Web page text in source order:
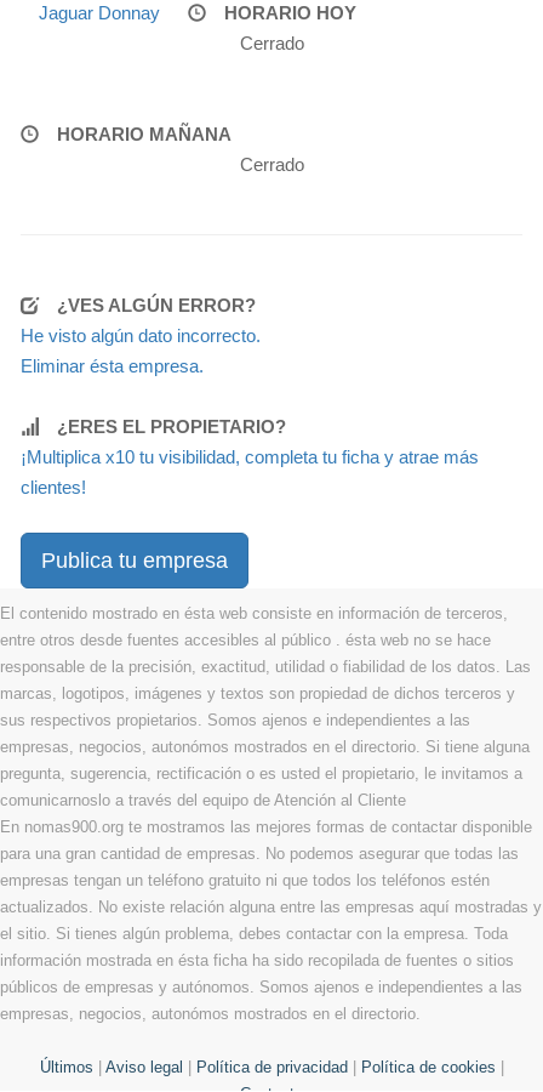
Jaguar Donnay
HORARIO HOY
Cerrado
HORARIO MAÑANA
Cerrado
¿VES ALGÚN ERROR?
He visto algún dato incorrecto.
Eliminar ésta empresa.
¿ERES EL PROPIETARIO?
¡Multiplica x10 tu visibilidad, completa tu ficha y atrae más
clientes!
Publica tu empresa
El contenido mostrado en ésta web consiste en información de terceros,
entre otros desde fuentes accesibles al público . ésta web no se hace
responsable de la precisión, exactitud, utilidad o fiabilidad de los datos. Las
marcas, logotipos, imágenes y textos son propiedad de dichos terceros y
sus respectivos propietarios. Somos ajenos e independientes a las
empresas, negocios, autonómos mostrados en el directorio. Si tiene alguna
pregunta, sugerencia, rectificación o es usted el propietario, le invitamos a
comunicarnoslo a través del equipo de Atención al Cliente
En nomas900.org te mostramos las mejores formas de contactar disponible
para una gran cantidad de empresas. No podemos asegurar que todas las
empresas tengan un teléfono gratuito ni que todos los teléfonos estén
actualizados. No existe relación alguna entre las empresas aquí mostradas y
el sitio. Si tienes algún problema, debes contactar con la empresa. Toda
información mostrada en ésta ficha ha sido recopilada de fuentes o sitios
públicos de empresas y autónomos. Somos ajenos e independientes a las
empresas, negocios, autonómos mostrados en el directorio.
Últimos Aviso legal Política de privacidad Política de cookies